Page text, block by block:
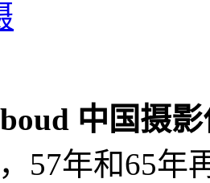
中国摄
57年和65年